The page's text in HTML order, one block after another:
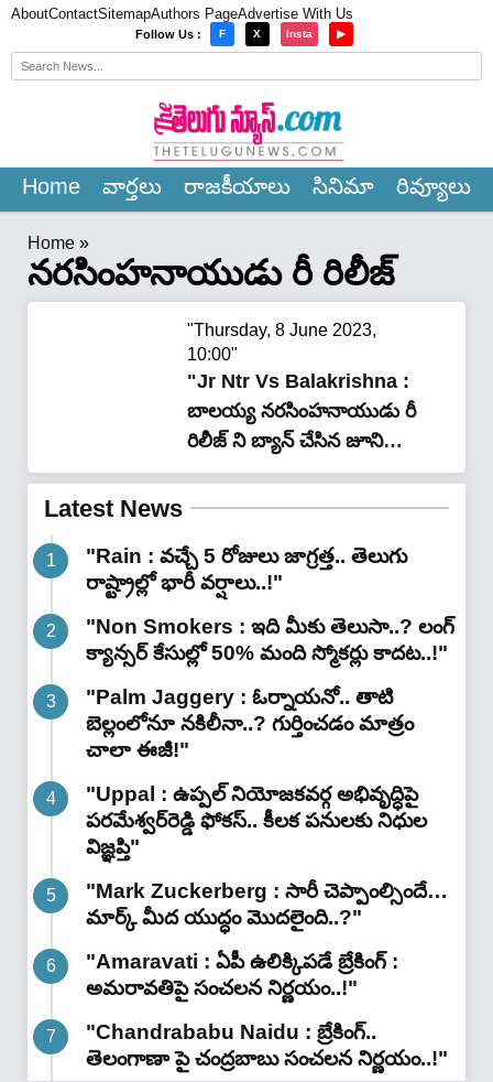
AboutContactSitemapAuthors PageAdvertise With Us
Follow Us : F X Insta ▶
Home వార్త‌లు రాజ‌కీయాలు సినిమా రివ్యూలు
Home »
నరసింహనాయుడు రీ రిలీజ్
"Thursday, 8 June 2023,
10:00"
"Jr Ntr Vs Balakrishna :
బాలయ్య నరసింహనాయుడు రీ
రిలీజ్ ని బ్యాన్ చేసిన జూనియర్
ఎన్టీఆర్ ఫ్యాన్స్ .. నందమూరి
Latest News
"Rain : వచ్చే 5 రోజులు జాగ్రత్త.. తెలుగు
రాష్ట్రాల్లో భారీ వ‌ర్షాలు..!"
"Non Smokers : ఇది మీకు తెలుసా..? లంగ్
క్యాన్సర్ కేసుల్లో 50% మంది స్మోకర్లు కాదట..!"
"Palm Jaggery : ఓర్నాయనో.. తాటి
బెల్లంలోనూ నకిలీనా..? గుర్తించడం మాత్రం
చాలా ఈజీ!"
"Uppal : ఉప్పల్ నియోజకవర్గ అభివృద్ధిపై
పరమేశ్వర్‌రెడ్డి ఫోకస్.. కీలక పనులకు నిధుల
విజ్ఞప్తి"
"Mark Zuckerberg : సారీ చెప్పాంల్సిందే…
మార్క్ మీద యుద్ధం మొదలైంది..?"
"Amaravati : ఏపీ ఉలిక్కిపడే బ్రేకింగ్ :
అమరావతిపై సంచలన నిర్ణయం..!"
"Chandrababu Naidu : బ్రేకింగ్..
తెలంగాణా పై చంద్రబాబు సంచలన నిర్ణయం..!"